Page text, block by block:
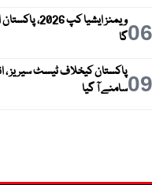
06
ویمنز ایشیا
گا
09سامنے آ گیا